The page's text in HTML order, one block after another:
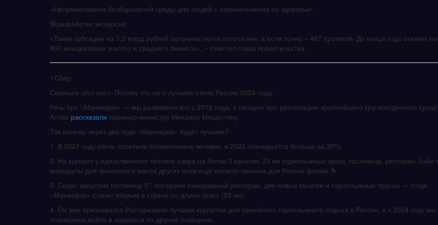
🦽формирования безбарьерной среды для людей с ограничениями по здоровью,
🎒разработки экскурсий.
«Такие субсидии на 1,2 млрд рублей получили почти полтысячи, а если точно – 467 проектов. До конца года окажем
800 инициативам малого и среднего бизнеса», – отметил глава правительства.
⚡️Сбер:
Скриньте этот пост. Потому что он о лучшем отеле России 2024 года.
Речь про «Манжерок» — мы развиваем его с 2012 года, а сегодня про реализацию крупнейшего круглогодичного
Алтае рассказали премьер-министру Михаилу Мишустину.
Так почему через два года «Манжерок» будет лучшим?
1. В 2021 году отель посетили полмиллиона человек, в 2022 планируется больше на 30%;
2. На курорте у единственного тёплого озера на Алтае 3 канатки, 22 км горнолыжных трасс, гостиница, ресторан, байк-
маршруты для треккинга и масса других пока ещё несвойственных для России фишек ⛷
3. Скоро запустим гостиницу 5*, построим панорамный ресторан, две новые канатки и горнолыжные трассы — тогда
«Манжерок» станет вторым в стране по длине трасс (52 км).
4. Он уже признавался Ростуризмом лучшим курортом для семейного горнолыжного отдыха в России, а к 2024 году мы
планируем выйти в лидеры и по другим позициям.